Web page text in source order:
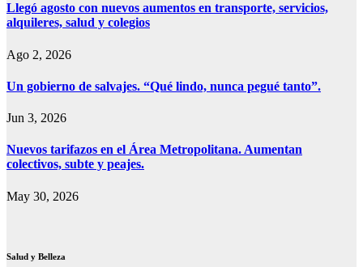
Llegó agosto con nuevos aumentos en transporte, servicios,
alquileres, salud y colegios
Ago 2, 2026
Un gobierno de salvajes. “Qué lindo, nunca pegué tanto”.
Jun 3, 2026
Nuevos tarifazos en el Área Metropolitana. Aumentan
colectivos, subte y peajes.
May 30, 2026
Salud y Belleza